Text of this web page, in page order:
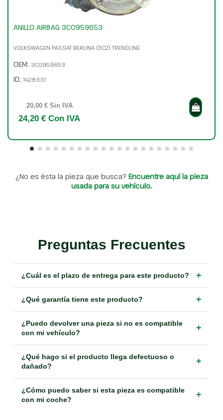
ANILLO AIRBAG 3C0959653
VOLKSWAGEN PASSAT BERLINA (3C2) TRENDLINE
OEM: 3C0959653
ID: 1428331
20,00 € Sin IVA
24,20 € Con IVA
¿No es ésta la pieza que busca? Encuentre aquí la pieza
usada para su vehículo.
Preguntas Frecuentes
¿Cuál es el plazo de entrega para este producto? +
¿Qué garantía tiene este producto? +
¿Puedo devolver una pieza si no es compatible
con mi vehículo?
+
¿Qué hago si el producto llega defectuoso o
dañado?
+
¿Cómo puedo saber si esta pieza es compatible
con mi coche?
+